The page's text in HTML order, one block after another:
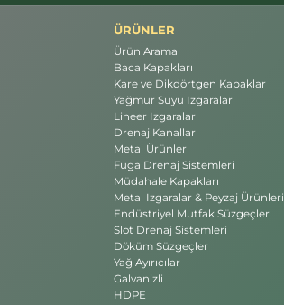
ÜRÜNLER
Ürün Arama
Baca Kapakları
Kare ve Dikdörtgen Kapaklar
Yağmur Suyu Izgaraları
Lineer Izgaralar
Drenaj Kanalları
Metal Ürünler
Fuga Drenaj Sistemleri
Müdahale Kapakları
Metal Izgaralar & Peyzaj Ürünleri
Endüstriyel Mutfak Süzgeçler
Slot Drenaj Sistemleri
Döküm Süzgeçler
Yağ Ayırıcılar
Galvanizli
HDPE